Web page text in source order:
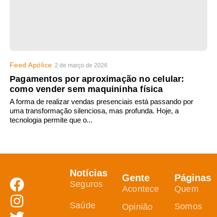
Feed Apólice 2 de março de 2026
Pagamentos por aproximação no celular:
como vender sem maquininha física
A forma de realizar vendas presenciais está passando por
uma transformação silenciosa, mas profunda. Hoje, a
tecnologia permite que o...
Notícias
Seguros
Saúde
Gente
Acontece
Opinião
Páginas
Quem
Somos